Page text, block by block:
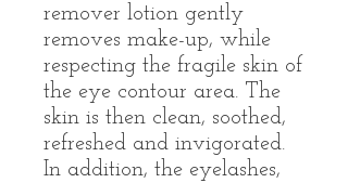
remover lotion gently
removes make-up, while
respecting the fragile skin of
the eye contour area. The
skin is then clean, soothed,
refreshed and invigorated.
In addition, the eyelashes,